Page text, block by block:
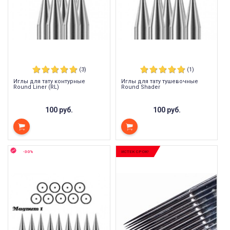
(3)
Иглы для тату контурные
Round Liner (RL)
100 руб.
(1)
Иглы для тату тушевочные
Round Shader
100 руб.
-30% ИСТЕК СРОК!